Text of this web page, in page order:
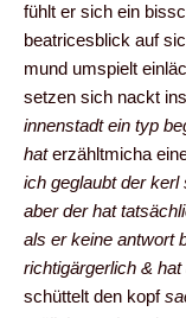
fühlt er sich ein
beatricesblick auf
mund umspielt
setzen sich nackt
innenstadt ein typ
haterzähltmicha
ich geglaubt der
aber der hat
als er keine antwort
richtigärgerlich &
schüttelt den kopf